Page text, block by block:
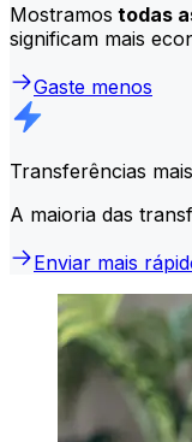
Mostramos todas
significam mais
Gaste menos
Transferências
A maioria das
Enviar mais